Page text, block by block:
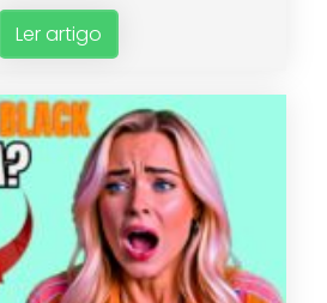
Ler artigo